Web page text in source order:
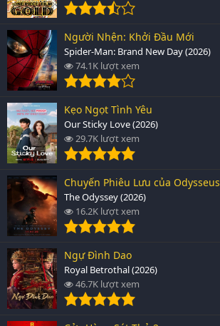
Người Nhện: Khởi Đầu Mới
Spider-Man: Brand New Day (2026)
74.1K lượt xem
Kẹo Ngọt Tình Yêu
Our Sticky Love (2026)
29.7K lượt xem
Chuyến Phiêu Lưu của Odysseus
The Odyssey (2026)
16.2K lượt xem
Ngự Đình Dao
Royal Betrothal (2026)
46.7K lượt xem